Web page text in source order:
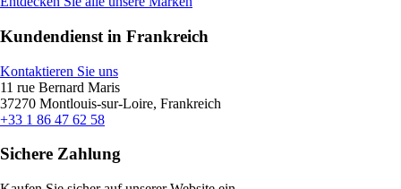
Kundendienst in Frankreich
Kontaktieren Sie uns
11 rue Bernard Maris
37270 Montlouis-sur-Loire, Frankreich
+33 1 86 47 62 58
Sichere Zahlung